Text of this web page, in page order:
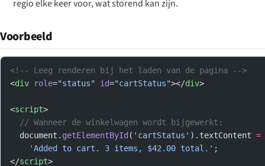
regio elke keer voor, wat storend kan zijn.
Voorbeeld
<!-- Leeg renderen bij het laden van de pagina -->
<div role="status" id="cartStatus"></div>
<script>
  // Wanneer de winkelwagen wordt bijgewerkt:
  document.
getElementById ( 'cartStatus' ).textContent =
    'Added to cart. 3 items, $42.00 total.'
;
</script>